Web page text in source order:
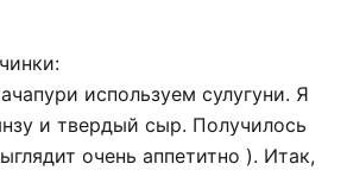
используем сулугуни. Я
и твердый сыр. Получилось
очень аппетитно ). Итак,